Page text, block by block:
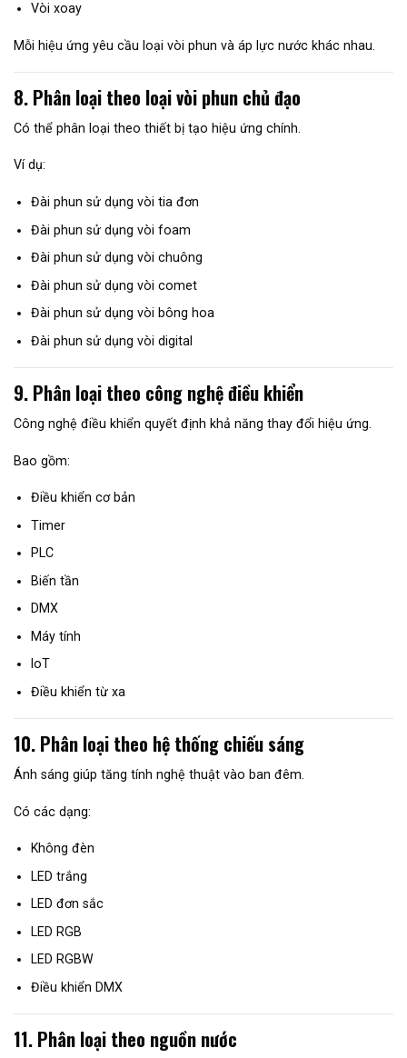
Vòi xoay
Mỗi hiệu ứng yêu cầu loại vòi phun và áp lực nước khác nhau.
8. Phân loại theo loại vòi phun chủ đạo
Có thể phân loại theo thiết bị tạo hiệu ứng chính.
Ví dụ:
Đài phun sử dụng vòi tia đơn
Đài phun sử dụng vòi foam
Đài phun sử dụng vòi chuông
Đài phun sử dụng vòi comet
Đài phun sử dụng vòi bông hoa
Đài phun sử dụng vòi digital
9. Phân loại theo công nghệ điều khiển
Công nghệ điều khiển quyết định khả năng thay đổi hiệu ứng.
Bao gồm:
Điều khiển cơ bản
Timer
PLC
Biến tần
DMX
Máy tính
IoT
Điều khiển từ xa
10. Phân loại theo hệ thống chiếu sáng
Ánh sáng giúp tăng tính nghệ thuật vào ban đêm.
Có các dạng:
Không đèn
LED trắng
LED đơn sắc
LED RGB
LED RGBW
Điều khiển DMX
11. Phân loại theo nguồn nước